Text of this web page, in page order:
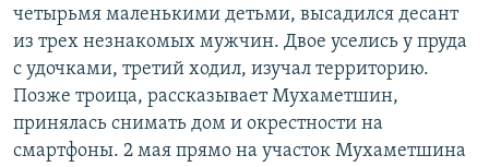
четырьмя маленькими детьми, высадился десант
из трех незнакомых мужчин. Двое уселись у пруда
с удочками, третий ходил, изучал территорию.
Позже троица, рассказывает Мухаметшин,
принялась снимать дом и окрестности на
смартфоны. 2 мая прямо на участок Мухаметшина